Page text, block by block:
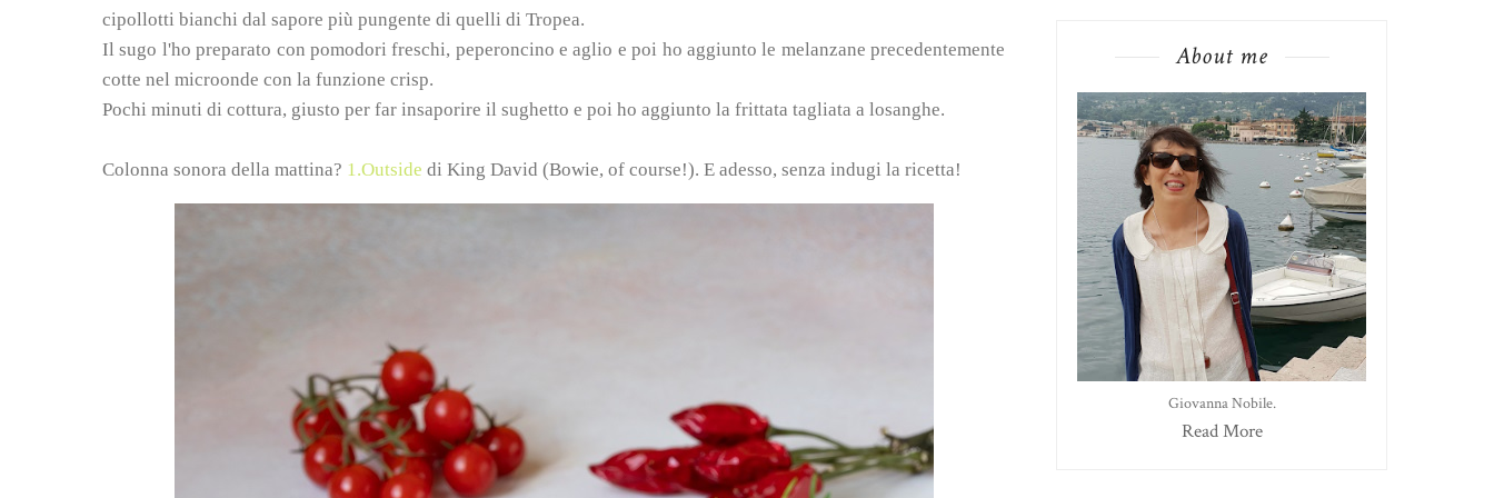
cipollotti bianchi dal sapore più pungente di quelli di Tropea.
Il sugo l'ho preparato con pomodori freschi, peperoncino e aglio e poi ho aggiunto le melanzane precedentemente
cotte nel microonde con la funzione crisp.
Pochi minuti di cottura, giusto per far insaporire il sughetto e poi ho aggiunto la frittata tagliata a losanghe.
Colonna sonora della mattina? 1.Outside di King David (Bowie, of course!). E adesso, senza indugi la ricetta!
About me
Giovanna Nobile.
Read More